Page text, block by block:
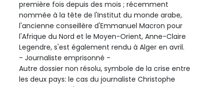
première fois depuis des mois ; récemment
nommée à la tête de l'Institut du monde arabe,
l'ancienne conseillère d'Emmanuel Macron pour
l'Afrique du Nord et le Moyen-Orient, Anne-Claire
Legendre, s'est également rendu à Alger en avril.
- Journaliste emprisonné -
Autre dossier non résolu, symbole de la crise entre
les deux pays: le cas du journaliste Christophe